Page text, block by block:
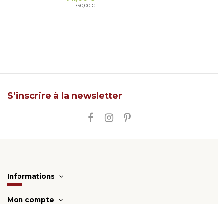
790,00 €
S’inscrire à la newsletter
Informations
Mon compte